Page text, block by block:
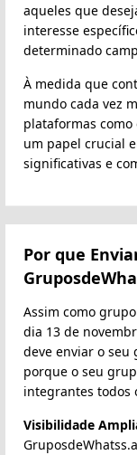
aqueles que
interesse
determinado
À medida que
mundo cada vez
plataformas
um papel crucial
significativas e
Por que
Assim como grupo
dia 13 de
deve enviar o seu
porque o seu
integrantes todos
Visibilidade